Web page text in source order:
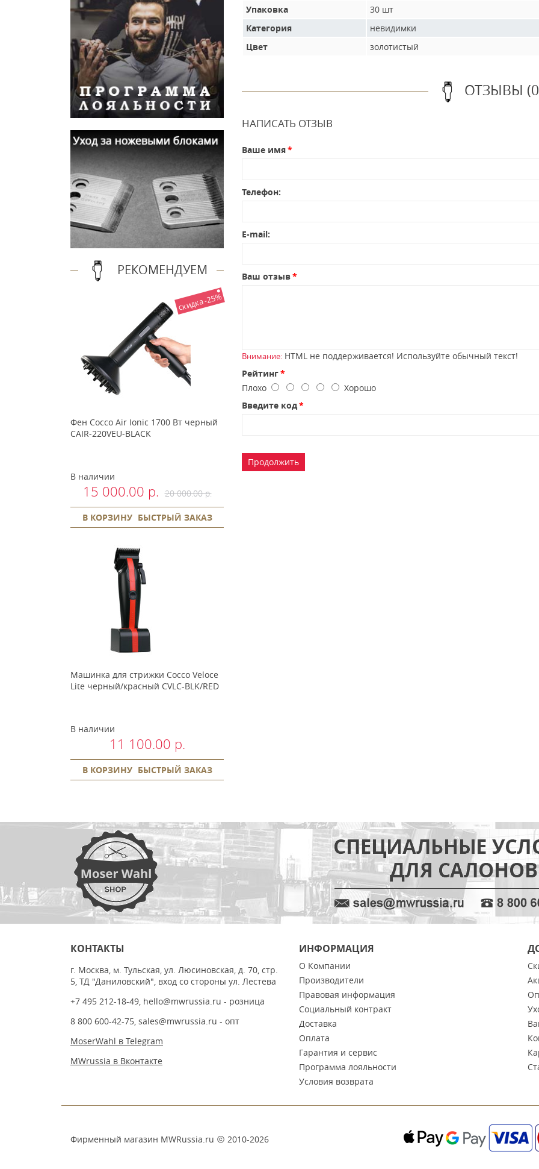
РЕКОМЕНДУЕМ
скидка -25%
Фен Cocco Air Ionic 1700 Вт черный
CAIR-220VEU-BLACK
В наличии
15 000.00 р. 20 000.00 р.
В КОРЗИНУ БЫСТРЫЙ ЗАКАЗ
Машинка для стрижки Cocco Veloce
Lite черный/красный CVLC-BLK/RED
В наличии
11 100.00 р.
В КОРЗИНУ БЫСТРЫЙ ЗАКАЗ
Упаковка
30 шт
Категория
невидимки
Цвет
золотистый
ОТЗЫВЫ
НАПИСАТЬ ОТЗЫВ
Ваше имя
Телефон:
E-mail:
Ваш отзыв
Внимание: HTML не поддерживается! Используйте обычный текст!
Рейтинг
Плохо
Хорошо
Введите код
Продолжить
КОНТАКТЫ
г. Москва, м. Тульская, ул. Люсиновская, д. 70, стр.
5, ТД "Даниловский", вход со стороны ул. Лестева
+7 495 212-18-49, hello@mwrussia.ru - розница
8 800 600-42-75, sales@mwrussia.ru - опт
MoserWahl в Telegram
MWrussia в Вконтакте
ИНФОРМАЦИЯ
О Компании
Производители
Правовая информация
Социальный контракт
Доставка
Оплата
Гарантия и сервис
Программа лояльности
Условия возврата
Фирменный магазин MWRussia.ru 2010-2026